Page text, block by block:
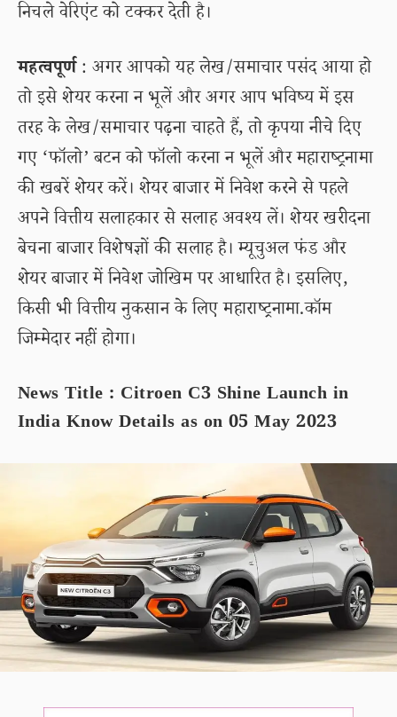
निचले वेरिएंट को टक्कर देती है।
महत्वपूर्ण: अगर आपको यह लेख/समाचार पसंद आया हो
तो इसे शेयर करना न भूलें और अगर आप भविष्य में इस
तरह के लेख/समाचार पढ़ना चाहते हैं, तो कृपया नीचे दिए
गए ‘फॉलो’ बटन को फॉलो करना न भूलें और महाराष्ट्रनामा
की खबरें शेयर करें। शेयर बाजार में निवेश करने से पहले
अपने वित्तीय सलाहकार से सलाह अवश्य लें। शेयर खरीदना
बेचना बाजार विशेषज्ञों की सलाह है। म्यूचुअल फंड और
शेयर बाजार में निवेश जोखिम पर आधारित है। इसलिए,
किसी भी वित्तीय नुकसान के लिए महाराष्ट्रनामा.कॉम
जिम्मेदार नहीं होगा।
News Title : Citroen C3 Shine Launch in
India Know Details as on 05 May 2023